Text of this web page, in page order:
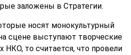
заложены в Стратегии.
носят монокультурный
сцене выступают творческие
НКО, то считается, что провели